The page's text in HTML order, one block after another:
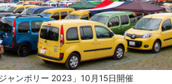
ャンボリー 2023」10月15日開催